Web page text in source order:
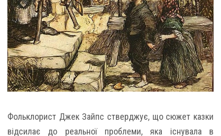
Фольклорист Джек Зайпс стверджує, що сюжет казки
відсилає до реальної проблеми, яка існувала в